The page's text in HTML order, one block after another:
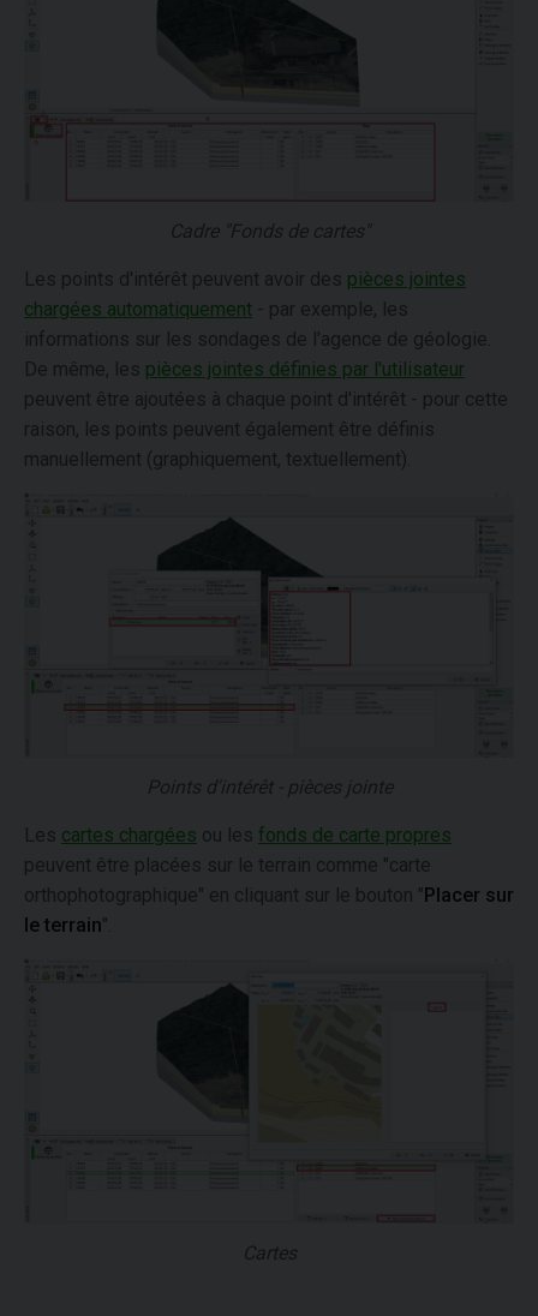
Cadre "Fonds de cartes"
Les points d'intérêt peuvent avoir des pièces jointes
chargées automatiquement - par exemple, les
informations sur les sondages de l'agence de géologie.
De même, les pièces jointes définies par l'utilisateur
peuvent être ajoutées à chaque point d'intérêt - pour cette
raison, les points peuvent également être définis
manuellement (graphiquement, textuellement).
Points d'intérêt - pièces jointe
Les cartes chargées ou les fonds de carte propres
peuvent être placées sur le terrain comme "carte
orthophotographique" en cliquant sur le bouton "Placer sur
le terrain".
Cartes